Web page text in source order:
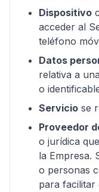
Dispositivo
acceder al
teléfono
Datos
relativa a
o
Servicio se
Proveedor
o jurídica
la Empresa.
o personas
para facilitar